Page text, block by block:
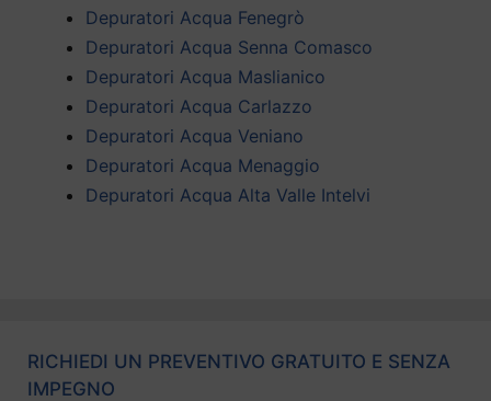
Depuratori Acqua Fenegrò
Depuratori Acqua Senna Comasco
Depuratori Acqua Maslianico
Depuratori Acqua Carlazzo
Depuratori Acqua Veniano
Depuratori Acqua Menaggio
Depuratori Acqua Alta Valle Intelvi
RICHIEDI UN PREVENTIVO GRATUITO E SENZA
IMPEGNO